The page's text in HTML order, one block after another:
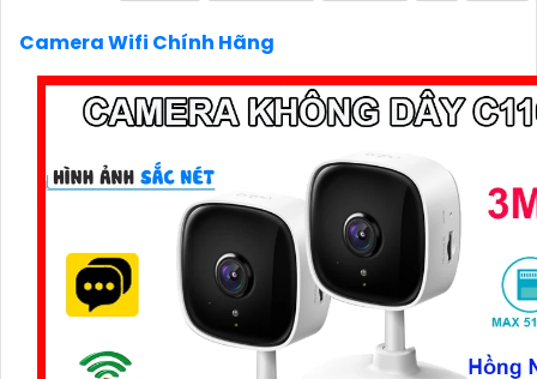
mây hoặc trên thẻ nhớ để bạn có thể xem lại khi cần.
6:**Chọn giải pháp phù hợp với gia đình và ngôi nhà
Xác định nhu cầu sử dụng, số lượng Camera cần lắp
giải pháp phù hợp.
cho biết thêm chi tiết để Từng công trình có thể giúp
hơn.
Camera Wifi Chính Hãng